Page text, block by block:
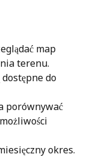
map
terenu.
do
porównywać
okres.